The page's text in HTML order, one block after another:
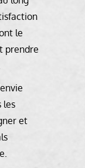
le
prendre
les
et